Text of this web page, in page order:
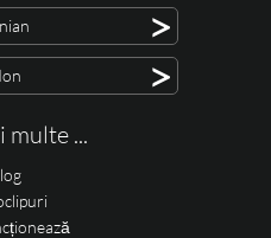
>
>
multe ...